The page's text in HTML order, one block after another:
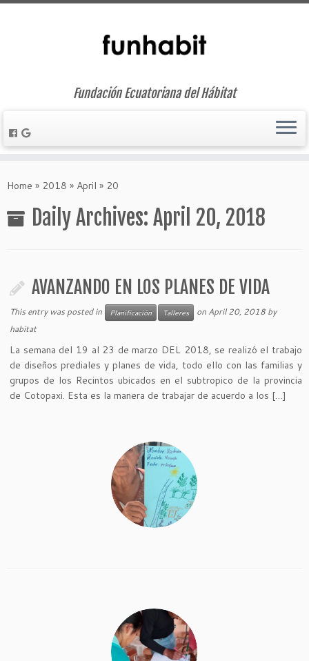
to
Fundación Ecuatoriana del Hábitat
Home » 2018 » April » 20
Daily Archives: April 20, 2018
AVANZANDO EN LOS PLANES DE VIDA
This entry was posted in Planificación Talleres on April 20, 2018 by
habitat
La semana del 19 al 23 de marzo DEL 2018, se realizó el trabajo
de diseños prediales y planes de vida, todo ello con las familias y
grupos de los Recintos ubicados en el subtropico de la provincia
de Cotopaxi. Esta es la manera de trabajar de acuerdo a los […]